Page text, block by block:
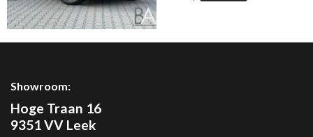
Showroom:
Hoge Traan 16
9351 VV Leek